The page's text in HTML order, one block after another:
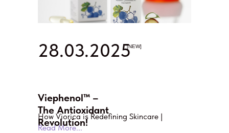
28.03.2025[NEW]
Viephenol™ –
The Antioxidant
Revolution!
How Viorica is Redefining Skincare |
Read More...